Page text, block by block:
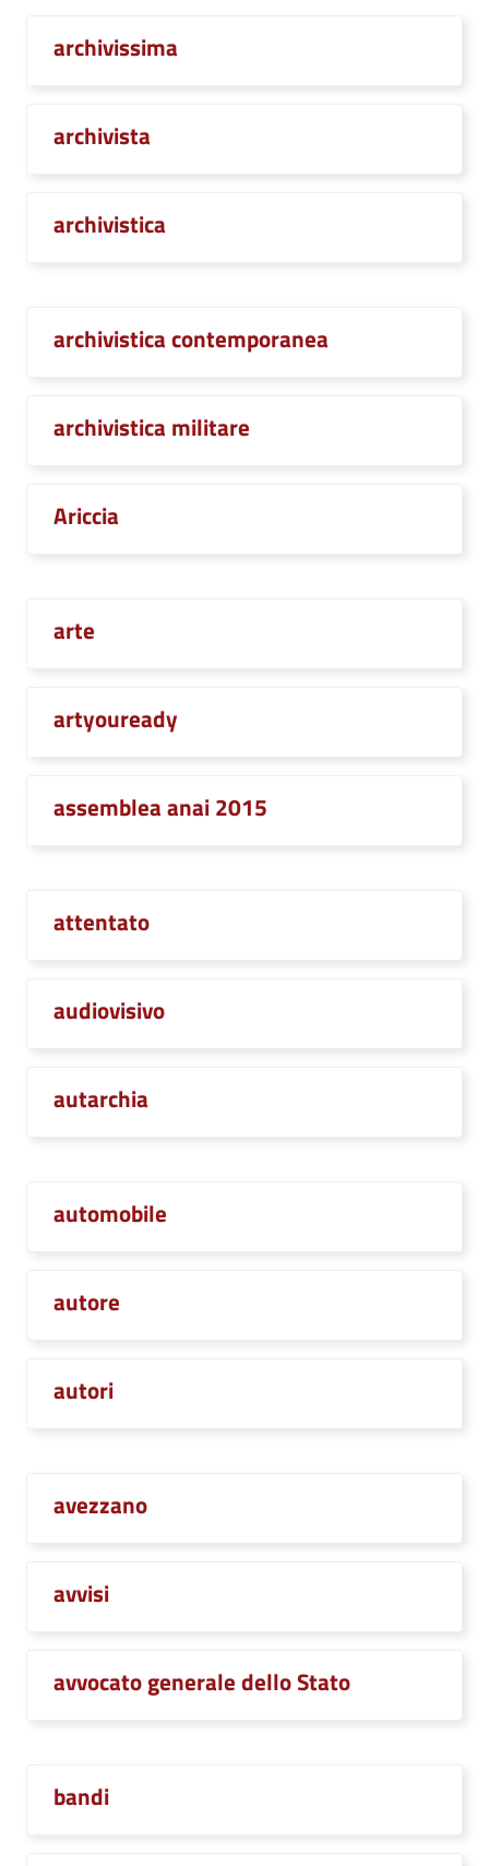
archivissima
archivista
archivistica
archivistica contemporanea
archivistica militare
Ariccia
arte
artyouready
assemblea anai 2015
attentato
audiovisivo
autarchia
automobile
autore
autori
avezzano
avvisi
avvocato generale dello Stato
bandi